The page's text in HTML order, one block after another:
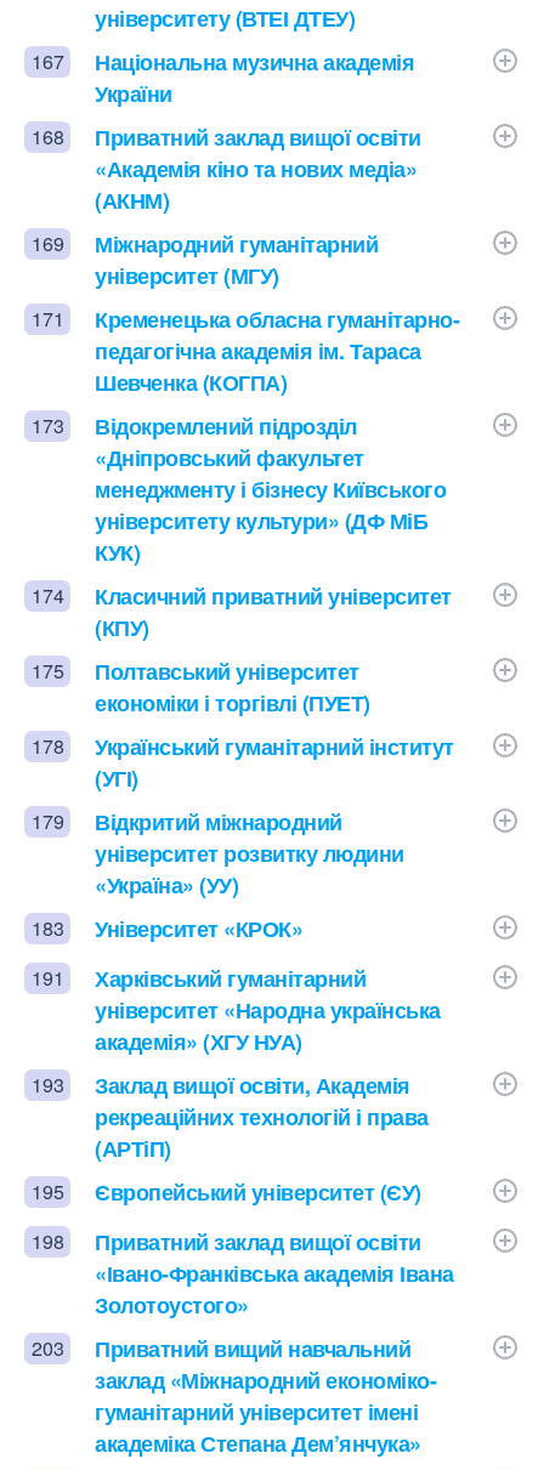
університету (ВТЕІ ДТЕУ)
167
Національна музична академія
України
168
Приватний заклад вищої освіти
«Академія кіно та нових медіа»
(АКНМ)
169
Міжнародний гуманітарний
університет (МГУ)
171
Кременецька обласна гуманітарно-
педагогічна академія ім. Тараса
Шевченка (КОГПА)
173
Відокремлений підрозділ
«Дніпровський факультет
менеджменту і бізнесу Київського
університету культури» (ДФ МіБ
КУК)
174
Класичний приватний університет
(КПУ)
175
Полтавський університет
економіки і торгівлі (ПУЕТ)
178
Український гуманітарний інститут
(УГІ)
179
Відкритий міжнародний
університет розвитку людини
«Україна» (УУ)
183 Університет «КРОК»
191
Харківський гуманітарний
університет «Народна українська
академія» (ХГУ НУА)
193
Заклад вищої освіти, Академія
рекреаційних технологій і права
(АРТіП)
195 Європейський університет (ЄУ)
198
Приватний заклад вищої освіти
«Івано-Франківська академія Івана
Золотоустого»
203
Приватний вищий навчальний
заклад «Міжнародний економіко-
гуманітарний університет імені
академіка Степана Дем’янчука»